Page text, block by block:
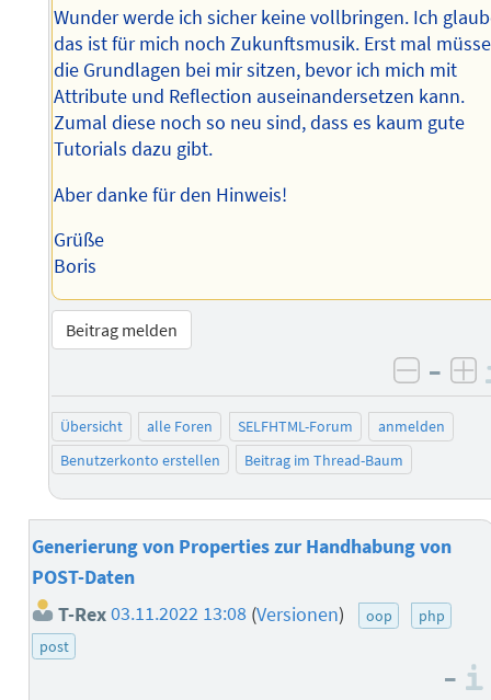
Wunder werde ich sicher keine vollbringen. Ich
das ist für mich noch Zukunftsmusik. Erst mal
die Grundlagen bei mir sitzen, bevor ich mich mit
Attribute und Reflection auseinandersetzen kann.
Zumal diese noch so neu sind, dass es kaum gute
Tutorials dazu gibt.
Aber danke für den Hinweis!
Grüße
Boris
Beitrag melden
–
Übersicht alle Foren SELFHTML-Forum
anmelden
Benutzerkonto erstellen
Beitrag im Thread-Baum
Generierung von Properties zur Handhabung von
POST-Daten
T-Rex03.11.2022 13:08 (Versionen) oop
php
post
–